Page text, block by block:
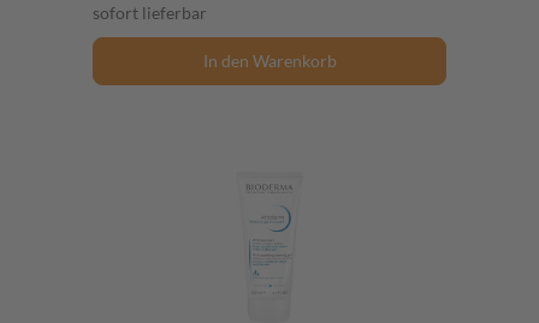
sofort lieferbar
In den Warenkorb